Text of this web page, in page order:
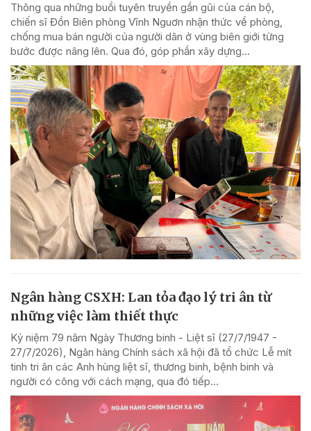
Thông qua những buổi tuyên truyền gần gũi của cán bộ,
chiến sĩ Đồn Biên phòng Vĩnh Nguơn nhận thức về phòng,
chống mua bán người của người dân ở vùng biên giới từng
bước được nâng lên. Qua đó, góp phần xây dựng...
Ngân hàng CSXH: Lan tỏa đạo lý tri ân từ
những việc làm thiết thực
Kỷ niệm 79 năm Ngày Thương binh - Liệt sĩ (27/7/1947 -
27/7/2026), Ngân hàng Chính sách xã hội đã tổ chức Lễ mít
tinh tri ân các Anh hùng liệt sĩ, thương binh, bệnh binh và
người có công với cách mạng, qua đó tiếp...